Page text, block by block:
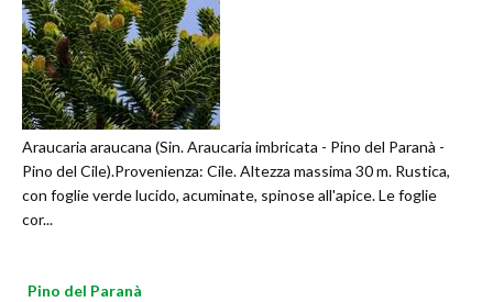
Araucaria araucana (Sin. Araucaria imbricata - Pino del Paranà -
Pino del Cile).Provenienza: Cile. Altezza massima 30 m. Rustica,
con foglie verde lucido, acuminate, spinose all'apice. Le foglie
cor...
Pino del Paranà